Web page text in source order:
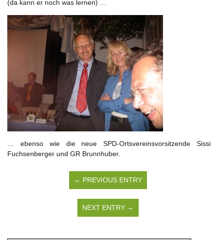
(da kann er noch was lernen) …
… ebenso wie die neue SPD-Ortsvereinsvorsitzende Sissi
Fuchsenberger und GR Brunnhuber.
← PREVIOUS ENTRY
NEXT ENTRY →